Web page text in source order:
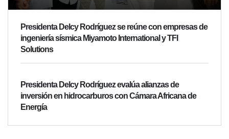
Presidenta Delcy Rodríguez se reúne con empresas de
ingeniería sísmica Miyamoto International y TFI
Solutions
Presidenta Delcy Rodríguez evalúa alianzas de
inversión en hidrocarburos con Cámara Africana de
Energía